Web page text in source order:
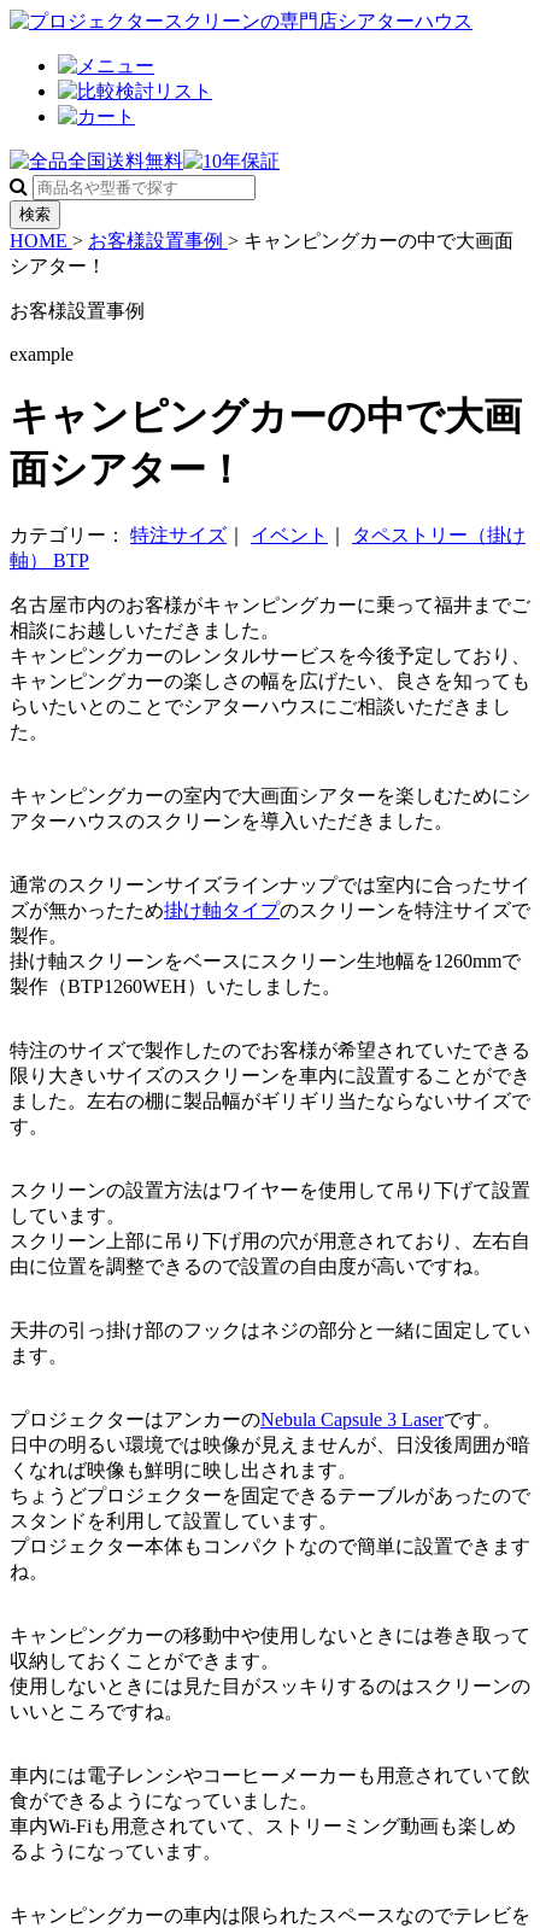
検索
HOME > お客様設置事例 > キャンピングカーの中で大画面
シアター！
お客様設置事例
example
キャンピングカーの中で大画
面シアター！
カテゴリー： 特注サイズ イベント
タペストリー（掛け
軸） BTP
名古屋市内のお客様がキャンピングカーに乗って福井までご
相談にお越しいただきました。
キャンピングカーのレンタルサービスを今後予定しており、
キャンピングカーの楽しさの幅を広げたい、良さを知っても
らいたいとのことでシアターハウスにご相談いただきまし
た。
キャンピングカーの室内で大画面シアターを楽しむためにシ
アターハウスのスクリーンを導入いただきました。
通常のスクリーンサイズラインナップでは室内に合ったサイ
ズが無かったため掛け軸タイプのスクリーンを特注サイズで
製作。
掛け軸スクリーンをベースにスクリーン生地幅を1260mmで
製作（BTP1260WEH）いたしました。
特注のサイズで製作したのでお客様が希望されていたできる
限り大きいサイズのスクリーンを車内に設置することができ
ました。左右の棚に製品幅がギリギリ当たならないサイズで
す。
スクリーンの設置方法はワイヤーを使用して吊り下げて設置
しています。
スクリーン上部に吊り下げ用の穴が用意されており、左右自
由に位置を調整できるので設置の自由度が高いですね。
天井の引っ掛け部のフックはネジの部分と一緒に固定してい
ます。
プロジェクターはアンカーのNebula Capsule 3 Laserです。
日中の明るい環境では映像が見えませんが、日没後周囲が暗
くなれば映像も鮮明に映し出されます。
ちょうどプロジェクターを固定できるテーブルがあったので
スタンドを利用して設置しています。
プロジェクター本体もコンパクトなので簡単に設置できます
ね。
キャンピングカーの移動中や使用しないときには巻き取って
収納しておくことができます。
使用しないときには見た目がスッキりするのはスクリーンの
いいところですね。
車内には電子レンシやコーヒーメーカーも用意されていて飲
食ができるようになっていました。
車内Wi-Fiも用意されていて、ストリーミング動画も楽しめ
るようになっています。
キャンピングカーの車内は限られたスペースなのでテレビを